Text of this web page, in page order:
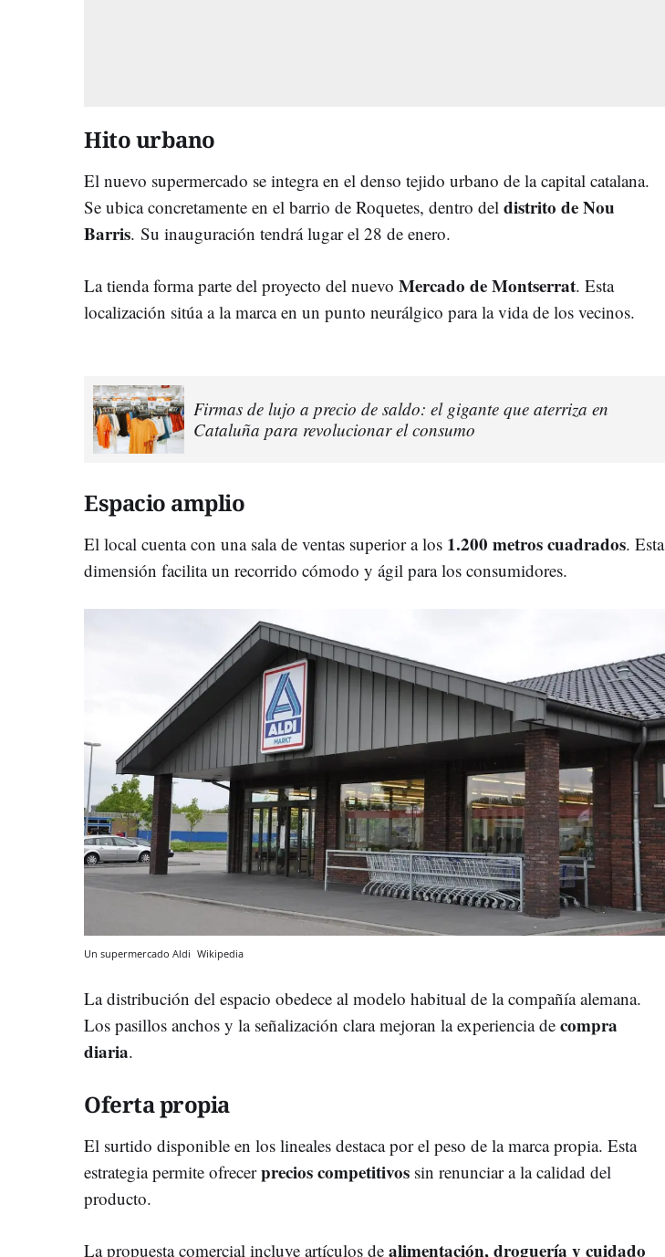
Hito urbano
El nuevo supermercado se integra en el denso tejido urbano de la capital catalana.
Se ubica concretamente en el barrio de Roquetes, dentro del distrito de Nou
Barris. Su inauguración tendrá lugar el 28 de enero.
La tienda forma parte del proyecto del nuevo Mercado de Montserrat. Esta
localización sitúa a la marca en un punto neurálgico para la vida de los vecinos.
Firmas de lujo a precio de saldo: el gigante que aterriza en
Cataluña para revolucionar el consumo
Espacio amplio
El local cuenta con una sala de ventas superior a los 1.200 metros cuadrados. Esta
dimensión facilita un recorrido cómodo y ágil para los consumidores.
Un supermercado Aldi Wikipedia
La distribución del espacio obedece al modelo habitual de la compañía alemana.
Los pasillos anchos y la señalización clara mejoran la experiencia de compra
diaria.
Oferta propia
El surtido disponible en los lineales destaca por el peso de la marca propia. Esta
estrategia permite ofrecerprecios competitivos sin renunciar a la calidad del
producto.
La propuesta comercial incluye artículos de alimentación, droguería y cuidado